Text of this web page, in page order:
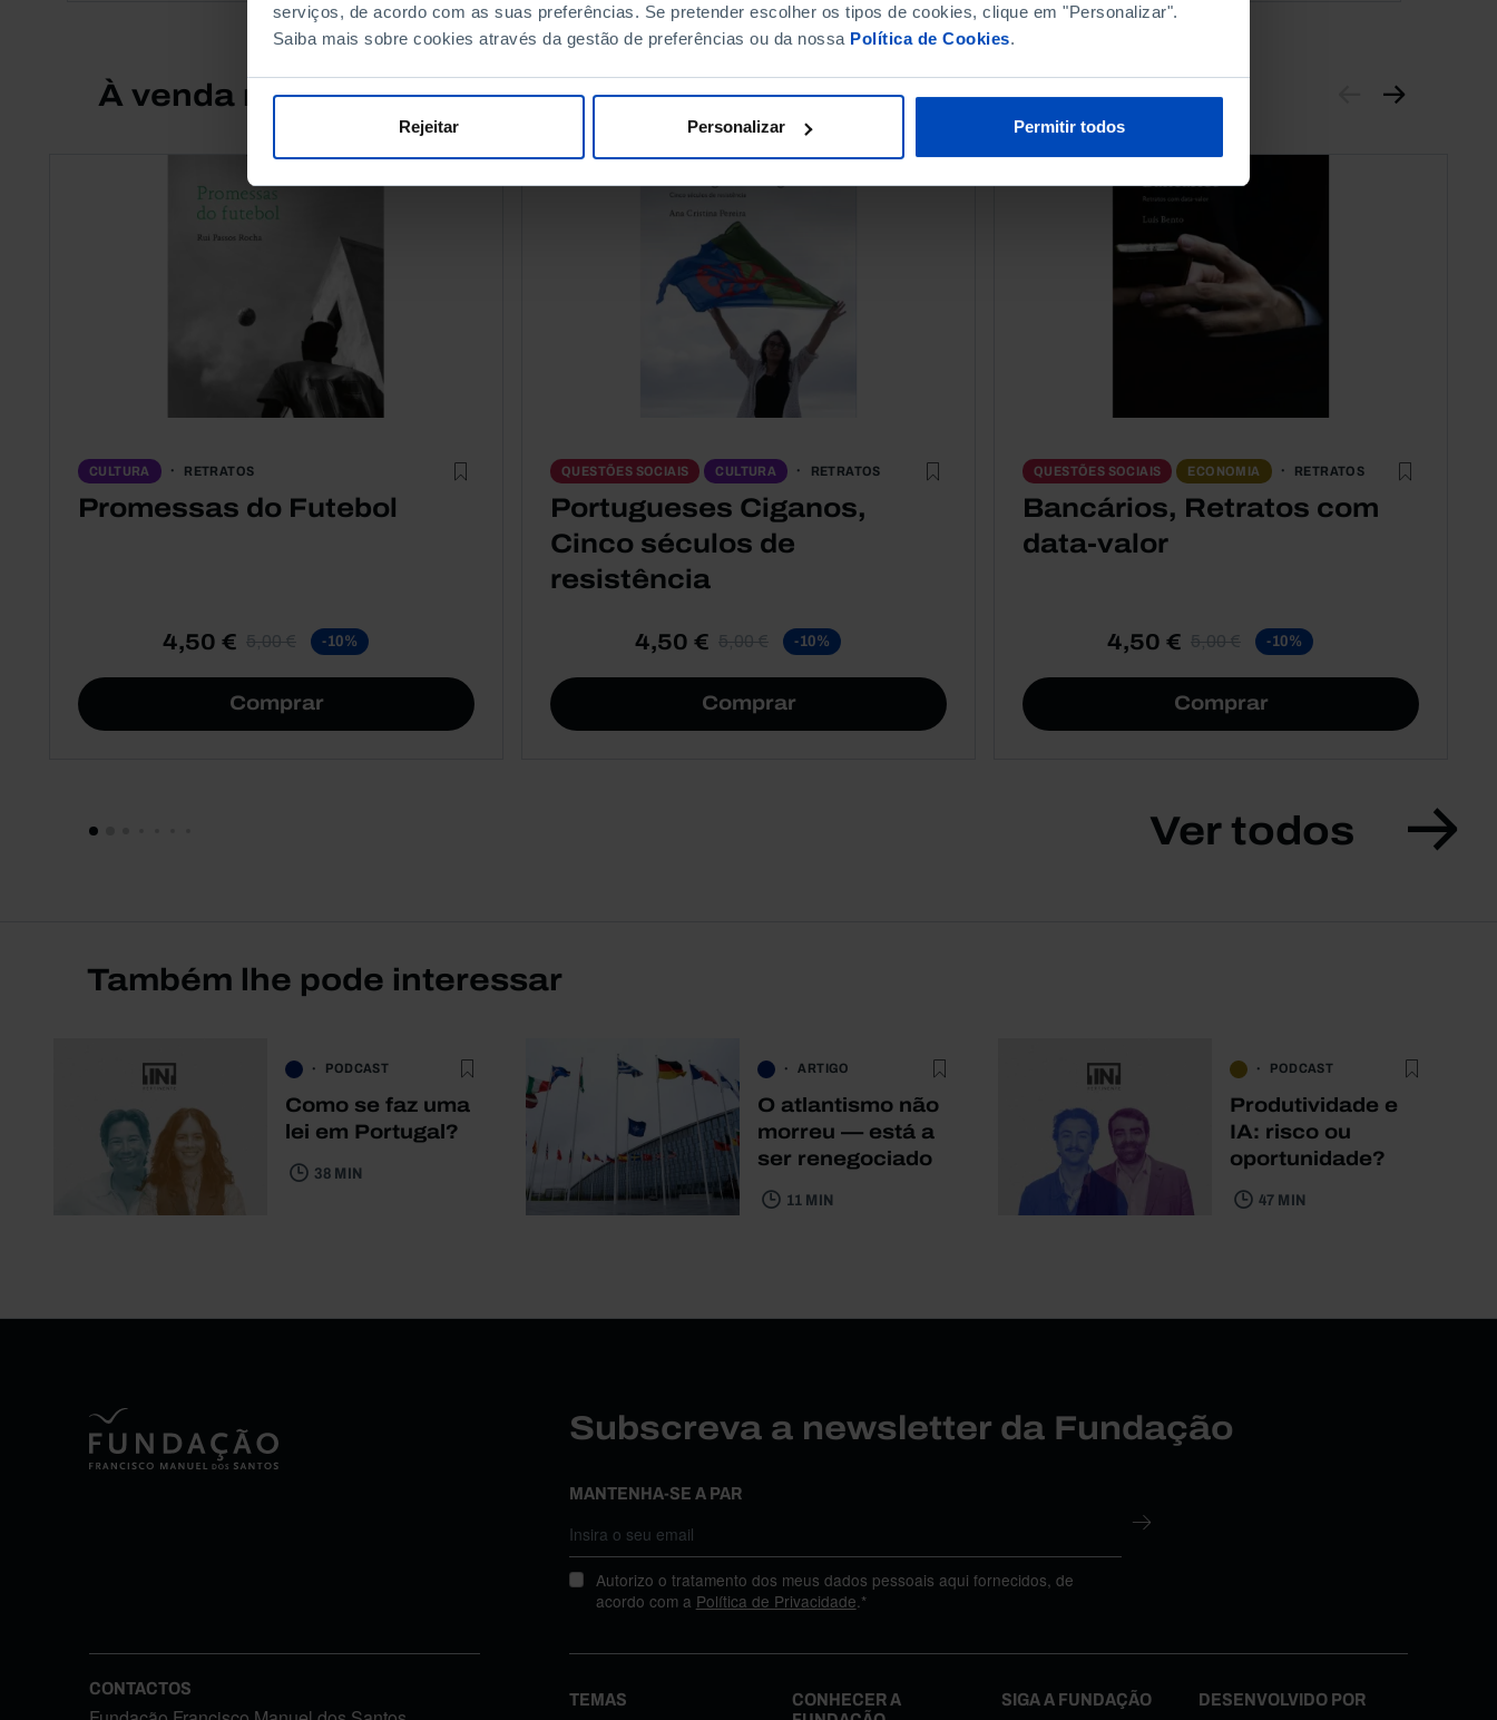
serviços, de acordo com as suas preferências. Se pretender escolher os tipos de cookies, clique em "Personalizar".
Saiba mais sobre cookies através da gestão de preferências ou da nossa Política de Cookies.
Rejeitar Personalizar Permitir todos
À venda na Livraria
CULTURA RETRATOS
Promessas do Futebol
4,50 € 5,00 € -10%
Comprar
QUESTÕES SOCIAIS CULTURA RETRATOS
Portugueses Ciganos,
Cinco séculos de
resistência
4,50 € 5,00 € -10%
Comprar
QUESTÕES SOCIAIS ECONOMIA RETRATOS
Bancários, Retratos com
data-valor
4,50 € 5,00 € -10%
Comprar
Ver todos
Também lhe pode interessar
PODCAST
Como se faz uma
lei em Portugal?
38 MIN
ARTIGO
O atlantismo não
morreu — está a
ser renegociado
11 MIN
PODCAST
Produtividade e
IA: risco ou
oportunidade?
47 MIN
Subscreva a newsletter da Fundação
MANTENHA-SE A PAR
Autorizo o tratamento dos meus dados pessoais aqui fornecidos, de
acordo com a Política de Privacidade .*
CONTACTOS
TEMAS
CONHECER A
SIGA A FUNDAÇÃO DESENVOLVIDO POR